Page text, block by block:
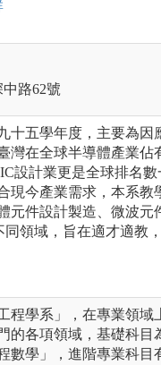
路62號
十五學年度，主要為因
灣在全球半導體產業佔
設計業更是全球排名
現今產業需求，本系教
元件設計製造、微波元
同領域，旨在適才適教
程學系」，在專業領域
的各項領域，基礎科目
數學」，進階專業科目